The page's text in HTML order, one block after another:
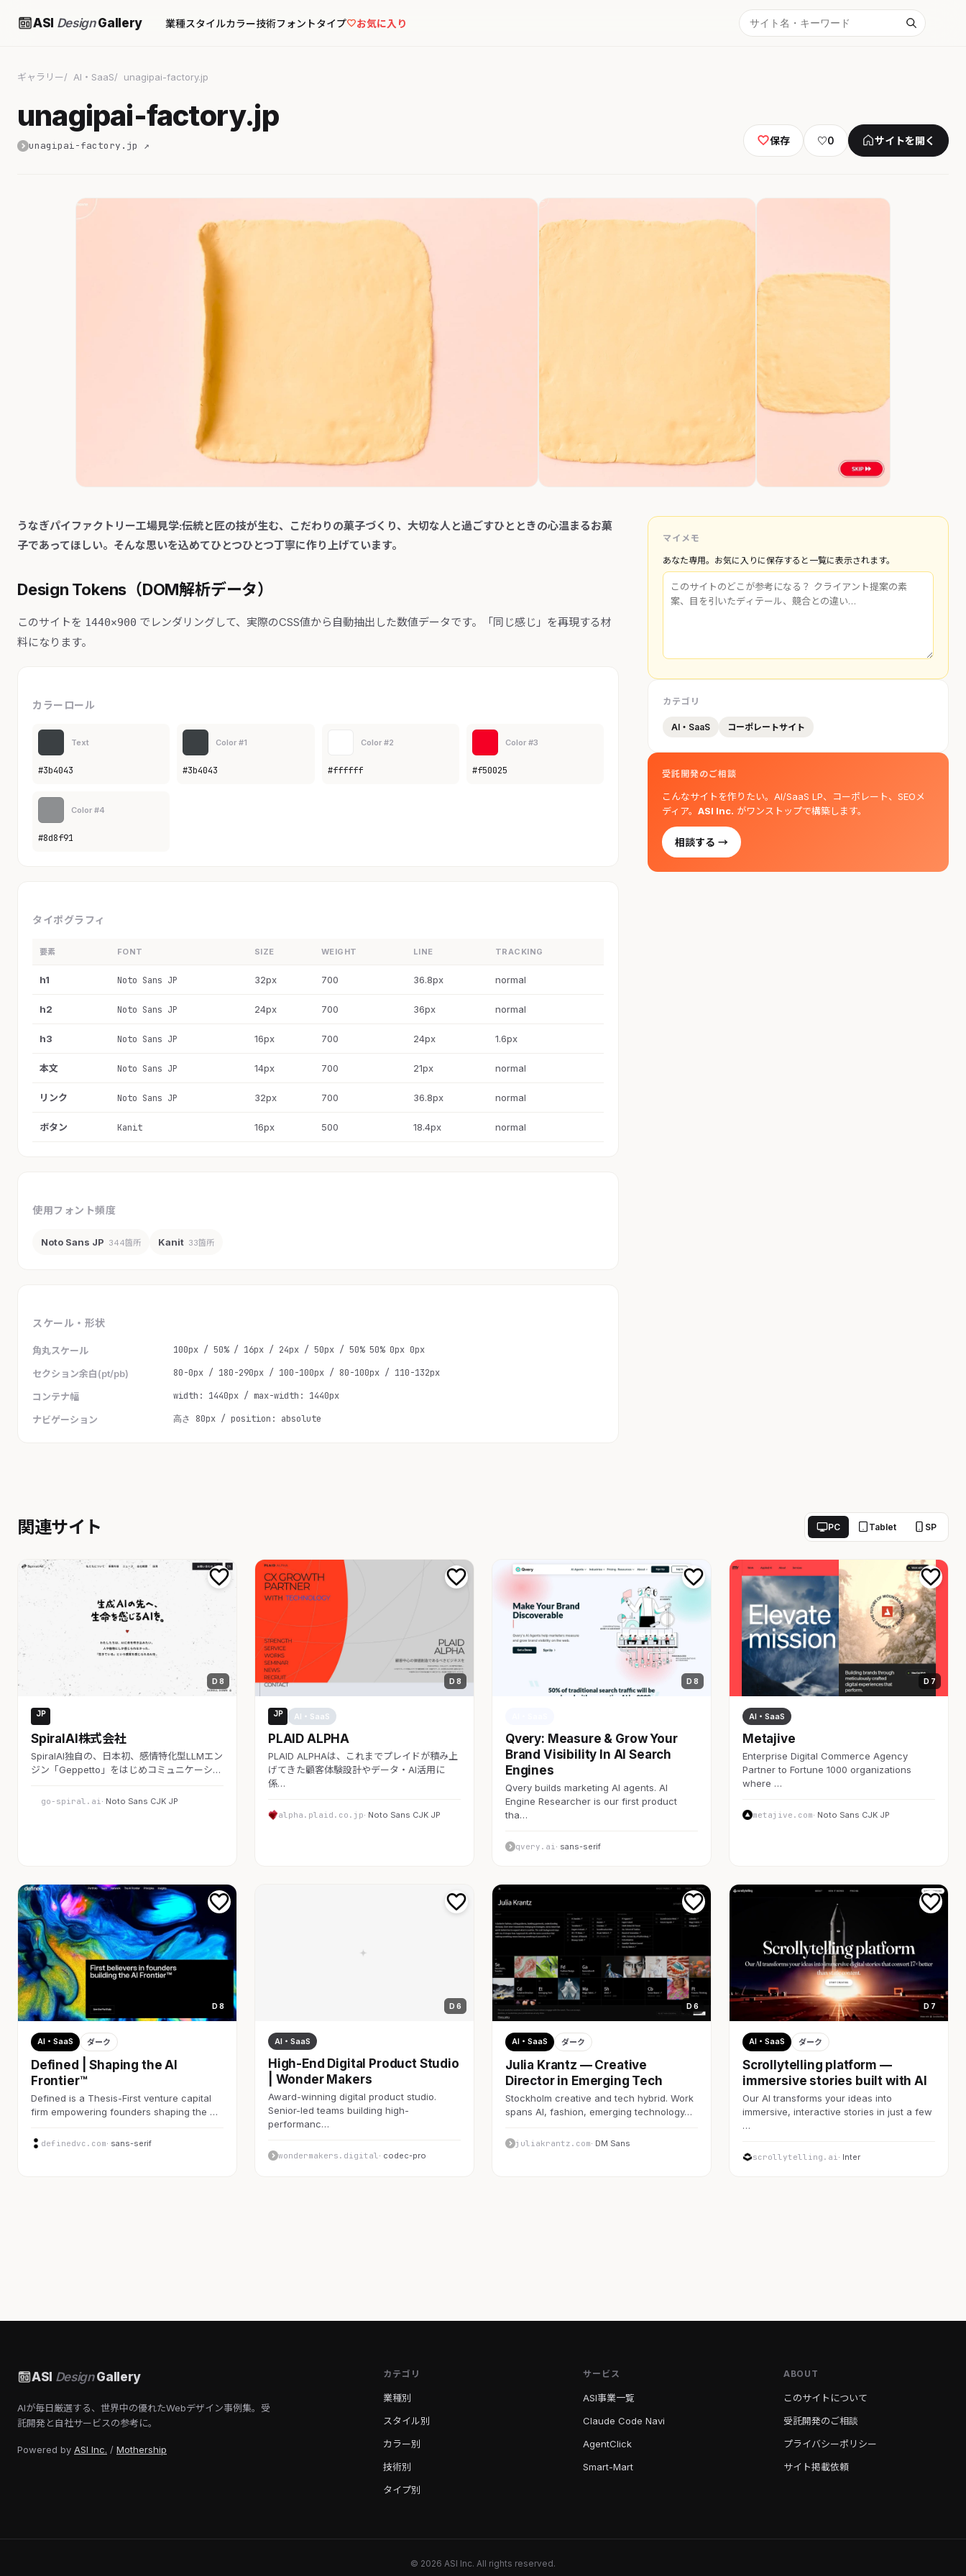
ASI DesignGallery 業種スタイルカラー技術フォントタイプ お気に入り
ギャラリー AI・SaaS unagipai-factory.jp
unagipai-factory.jp
unagipai-factory.jp ↗ 保存 ♡0 サイトを開く
うなぎパイファクトリー工場見学:伝統と匠の技が生む、こだわりの菓子づくり、大切な人と過ごすひとときの心温まるお菓
子であってほしい。そんな思いを込めてひとつひとつ丁寧に作り上げています。
Design Tokens（DOM解析データ）
このサイトを 1440×900 でレンダリングして、実際のCSS値から自動抽出した数値データです。「同じ感じ」を再現する材
料になります。
カラーロール
Text
#3b4043
Color #1
#3b4043
Color #2
#ffffff
Color #3
#f50025
Color #4
#8d8f91
タイポグラフィ
要素 FONT SIZE WEIGHT LINE TRACKING
h1 Noto Sans JP 32px 700 36.8px normal
h2 Noto Sans JP 24px 700 36px normal
h3 Noto Sans JP 16px 700 24px 1.6px
本文 Noto Sans JP 14px 700 21px normal
リンク Noto Sans JP 32px 700 36.8px normal
ボタン Kanit 16px 500 18.4px normal
使用フォント頻度
Noto Sans JP 344箇所 Kanit 33箇所
スケール・形状
角丸スケール 100px / 50% / 16px / 24px / 50px / 50% 50% 0px 0px
セクション余白(pt/pb) 80-0px / 180-290px / 100-100px / 80-100px / 110-132px
コンテナ幅 width: 1440px / max-width: 1440px
ナビゲーション 高さ 80px / position: absolute
マイメモ
あなた専用。お気に入りに保存すると一覧に表示されます。
カテゴリ
AI・SaaS コーポレートサイト
受託開発のご相談
こんなサイトを作りたい。AI/SaaS LP、コーポレート、SEOメ
ディア。ASI Inc. がワンストップで構築します。
相談する →
関連サイト PC Tablet SP
D 8
JP
SpiralAI株式会社
SpiralAI独自の、日本初、感情特化型LLMエン
ジン「Geppetto」をはじめコミュニケーシ…
go-spiral.ai · Noto Sans CJK JP
D 8
JP AI・SaaS
PLAID ALPHA
PLAID ALPHAは、これまでプレイドが積み上
げてきた顧客体験設計やデータ・AI活用に
係…
alpha.plaid.co.jp· Noto Sans CJK JP
D 8
Qvery: Measure & Grow Your
Brand Visibility In AI Search
Engines
Qvery builds marketing AI agents. AI
Engine Researcher is our first product
tha…
qvery.ai · sans-serif
D 7
AI・SaaS
Metajive
Enterprise Digital Commerce Agency
Partner to Fortune 1000 organizations
where …
metajive.com· Noto Sans CJK JP
D 8
AI・SaaS ダーク
Defined | Shaping the AI
Frontier™
Defined is a Thesis-First venture capital
firm empowering founders shaping the …
definedvc.com· sans-serif
D 6
AI・SaaS
High-End Digital Product Studio
| Wonder Makers
Award-winning digital product studio.
Senior-led teams building high-
performanc…
wondermakers.digital · codec-pro
D 6
AI・SaaS ダーク
Julia Krantz — Creative
Director in Emerging Tech
Stockholm creative and tech hybrid. Work
spans AI, fashion, emerging technology…
juliakrantz.com· DM Sans
D 7
AI・SaaS ダーク
Scrollytelling platform —
immersive stories built with AI
Our AI transforms your ideas into
immersive, interactive stories in just a few
…
scrollytelling.ai · Inter
ASI DesignGallery
AIが毎日厳選する、世界中の優れたWebデザイン事例集。受
託開発と自社サービスの参考に。
Powered by ASI Inc. / Mothership
カテゴリ
業種別
スタイル別
カラー別
技術別
タイプ別
サービス
ASI事業一覧
Claude Code Navi
AgentClick
Smart-Mart
ABOUT
このサイトについて
受託開発のご相談
プライバシーポリシー
サイト掲載依頼
© 2026 ASI Inc. All rights reserved.